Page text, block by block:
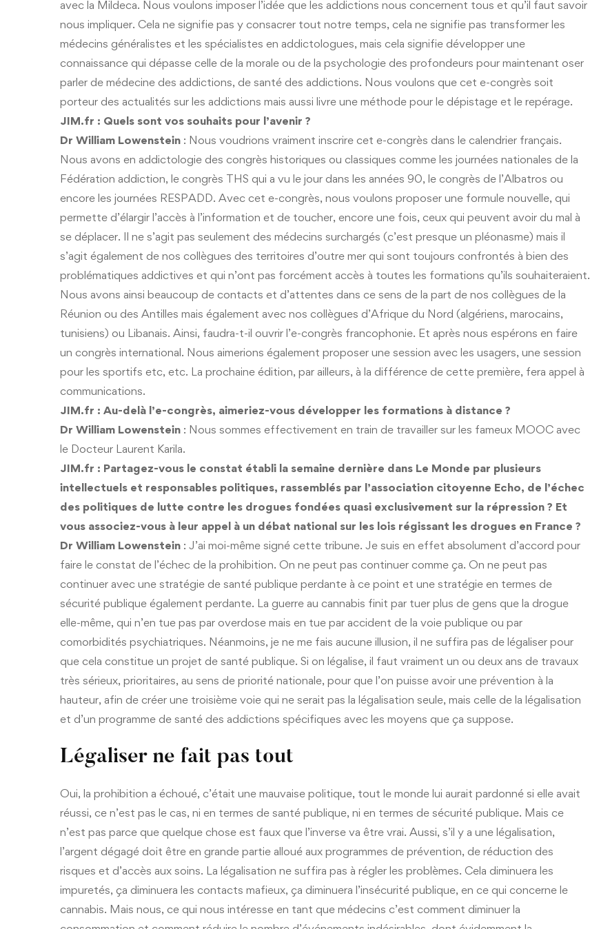
avec la Mildeca. Nous voulons imposer l’idée que les addictions nous concernent tous et qu’il faut savoir
nous impliquer. Cela ne signifie pas y consacrer tout notre temps, cela ne signifie pas transformer les
médecins généralistes et les spécialistes en addictologues, mais cela signifie développer une
connaissance qui dépasse celle de la morale ou de la psychologie des profondeurs pour maintenant oser
parler de médecine des addictions, de santé des addictions. Nous voulons que cet e-congrès soit
porteur des actualités sur les addictions mais aussi livre une méthode pour le dépistage et le repérage.
JIM.fr : Quels sont vos souhaits pour l’avenir ?
Dr William Lowenstein : Nous voudrions vraiment inscrire cet e-congrès dans le calendrier français.
Nous avons en addictologie des congrès historiques ou classiques comme les journées nationales de la
Fédération addiction, le congrès THS qui a vu le jour dans les années 90, le congrès de l’Albatros ou
encore les journées RESPADD. Avec cet e-congrès, nous voulons proposer une formule nouvelle, qui
permette d’élargir l’accès à l’information et de toucher, encore une fois, ceux qui peuvent avoir du mal à
se déplacer. Il ne s’agit pas seulement des médecins surchargés (c’est presque un pléonasme) mais il
s’agit également de nos collègues des territoires d’outre mer qui sont toujours confrontés à bien des
problématiques addictives et qui n’ont pas forcément accès à toutes les formations qu’ils souhaiteraient.
Nous avons ainsi beaucoup de contacts et d’attentes dans ce sens de la part de nos collègues de la
Réunion ou des Antilles mais également avec nos collègues d’Afrique du Nord (algériens, marocains,
tunisiens) ou Libanais. Ainsi, faudra-t-il ouvrir l’e-congrès francophonie. Et après nous espérons en faire
un congrès international. Nous aimerions également proposer une session avec les usagers, une session
pour les sportifs etc, etc. La prochaine édition, par ailleurs, à la différence de cette première, fera appel à
communications.
JIM.fr : Au-delà l’e-congrès, aimeriez-vous développer les formations à distance ?
Dr William Lowenstein : Nous sommes effectivement en train de travailler sur les fameux MOOC avec
le Docteur Laurent Karila.
JIM.fr : Partagez-vous le constat établi la semaine dernière dans Le Monde par plusieurs
intellectuels et responsables politiques, rassemblés par l’association citoyenne Echo, de l’échec
des politiques de lutte contre les drogues fondées quasi exclusivement sur la répression ? Et
vous associez-vous à leur appel à un débat national sur les lois régissant les drogues en France ?
Dr William Lowenstein : J’ai moi-même signé cette tribune. Je suis en effet absolument d’accord pour
faire le constat de l’échec de la prohibition. On ne peut pas continuer comme ça. On ne peut pas
continuer avec une stratégie de santé publique perdante à ce point et une stratégie en termes de
sécurité publique également perdante. La guerre au cannabis finit par tuer plus de gens que la drogue
elle-même, qui n’en tue pas par overdose mais en tue par accident de la voie publique ou par
comorbidités psychiatriques. Néanmoins, je ne me fais aucune illusion, il ne suffira pas de légaliser pour
que cela constitue un projet de santé publique. Si on légalise, il faut vraiment un ou deux ans de travaux
très sérieux, prioritaires, au sens de priorité nationale, pour que l’on puisse avoir une prévention à la
hauteur, afin de créer une troisième voie qui ne serait pas la légalisation seule, mais celle de la légalisation
et d’un programme de santé des addictions spécifiques avec les moyens que ça suppose.
Légaliser ne fait pas tout
Oui, la prohibition a échoué, c’était une mauvaise politique, tout le monde lui aurait pardonné si elle avait
réussi, ce n’est pas le cas, ni en termes de santé publique, ni en termes de sécurité publique. Mais ce
n’est pas parce que quelque chose est faux que l’inverse va être vrai. Aussi, s’il y a une légalisation,
l’argent dégagé doit être en grande partie alloué aux programmes de prévention, de réduction des
risques et d’accès aux soins. La légalisation ne suffira pas à régler les problèmes. Cela diminuera les
impuretés, ça diminuera les contacts mafieux, ça diminuera l’insécurité publique, en ce qui concerne le
cannabis. Mais nous, ce qui nous intéresse en tant que médecins c’est comment diminuer la